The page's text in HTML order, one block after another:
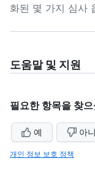
화된 몇 가지 심사
도움말 및 지원
필요한 항목을 찾
예 아
개인 정보 보호 정책